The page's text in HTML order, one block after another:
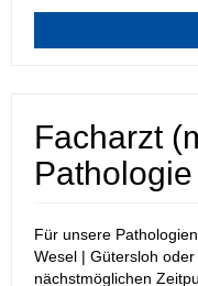
Facharzt
Pathologie
Für unsere
Wesel | Gütersloh
nächstmöglichen